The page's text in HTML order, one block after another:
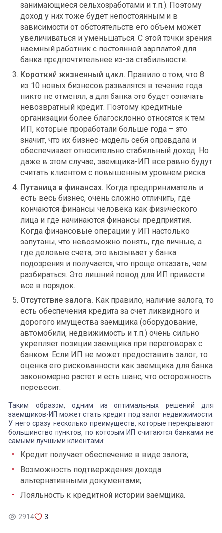
занимающиеся сельхозработами и т.п.). Поэтому
доход у них тоже будет непостоянным и в
зависимости от обстоятельств его объем может
увеличиваться и уменьшаться. С этой точки зрения
наемный работник с постоянной зарплатой для
банка предпочтительнее из-за стабильности.
Короткий жизненный цикл. Правило о том, что 8
из 10 новых бизнесов развалятся в течение года
никто не отменял, а для банка это будет означать
невозвратный кредит. Поэтому кредитные
организации более благосклонно относятся к тем
ИП, которые проработали больше года – это
значит, что их бизнес-модель себя оправдала и
обеспечивает относительно стабильный доход. Но
даже в этом случае, заемщика-ИП все равно будут
считать клиентом с повышенным уровнем риска.
Путаница в финансах. Когда предприниматель и
есть весь бизнес, очень сложно отличить, где
кончаются финансы человека как физического
лица и где начинаются финансы предприятия.
Когда финансовые операции у ИП настолько
запутаны, что невозможно понять, где личные, а
где деловые счета, это вызывает у банка
подозрения и получается, что проще отказать, чем
разбираться. Это лишний повод для ИП привести
все в порядок.
Отсутствие залога. Как правило, наличие залога, то
есть обеспечения кредита за счет ликвидного и
дорогого имущества заемщика (оборудование,
автомобили, недвижимость и т.п.) очень сильно
укрепляет позиции заемщика при переговорах с
банком. Если ИП не может предоставить залог, то
оценка его рискованности как заемщика для банка
закономерно растет и есть шанс, что осторожность
перевесит.
Таким образом, одним из оптимальных решений для
заемщиков-ИП может стать кредит под залог недвижимости.
У него сразу несколько преимуществ, которые перекрывают
большинство пунктов, по которым ИП считаются банками не
самыми лучшими клиентами:
Кредит получает обеспечение в виде залога;
Возможность подтверждения дохода
альтернативными документами;
Лояльность к кредитной истории заемщика.
2914 3